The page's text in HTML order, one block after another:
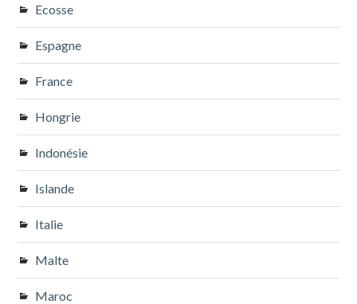
Ecosse
Espagne
France
Hongrie
Indonésie
Islande
Italie
Malte
Maroc